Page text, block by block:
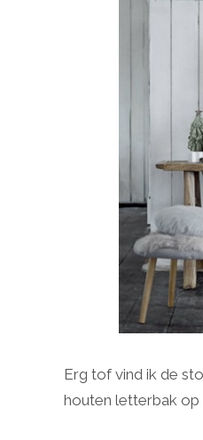
Erg tof vind ik de
houten letterbak